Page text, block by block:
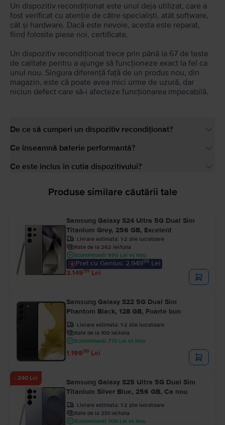
Un dispozitiv recondiționat este unul deja utilizat, care a
fost verificat cu atenție de către specialiști, atât software,
cât și hardware. Dacă este nevoie, acesta este reparat,
fiind folosite piese noi, certificate.
Un dispozitiv recondiționat trece prin până la 67 de teste
de calitate pentru a ajunge să funcționeze exact la fel ca
unul nou. Singura diferență față de un produs nou, din
magazin, este că poate avea mici urme de uzură, dar
niciun defect care să-i afecteze funcționarea impecabilă.
De ce să cumperi un dispozitiv recondiționat?
Ce înseamnă baterie performantă?
Ce este inclus în cutia dispozitivului?
Produse similare căutării tale
Samsung Galaxy S24 Ultra 5G Dual Sim
Titanium Grey, 256 GB, Excelent
Livrare estimata: 1-2 zile lucratoare
Rate de la 262 lei/luna
Economisesti 990 Lei vs Nou
Pret cu Genius: 2.94999 Lei
3.14999 Lei
Samsung Galaxy S22 5G Dual Sim
Phantom Black, 128 GB, Foarte bun
Livrare estimata: 1-2 zile lucratoare
Rate de la 100 lei/luna
Economisesti 770 Lei vs Nou
1.19999 Lei
- 240 Lei
Samsung Galaxy S25 Ultra 5G Dual Sim
Titanium Silver Blue, 256 GB, Ca nou
Livrare estimata: 1-2 zile lucratoare
Rate de la 333 lei/luna
Economisesti 700 Lei vs Nou